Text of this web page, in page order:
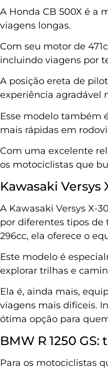
A Honda CB 500X é a
viagens longas.
Com seu motor de
incluindo viagens por
A posição ereta de
experiência agradável
Esse modelo também
mais rápidas em
Com uma excelente
os motociclistas que
Kawasaki
A Kawasaki Versys X-
por diferentes tipos de
296cc, ela oferece o
Este modelo é
explorar trilhas e
Ela é, ainda mais,
viagens mais difíceis.
ótima opção para
BMW R 1250
Para os motociclistas